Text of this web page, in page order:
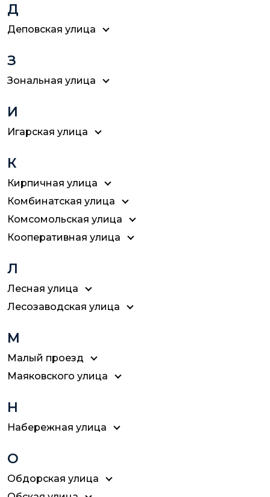
Д
Деповская улица
З
Зональная улица
И
Игарская улица
К
Кирпичная улица
Комбинатская улица
Комсомольская улица
Кооперативная улица
Л
Лесная улица
Лесозаводская улица
М
Малый проезд
Маяковского улица
Н
Набережная улица
О
Обдорская улица